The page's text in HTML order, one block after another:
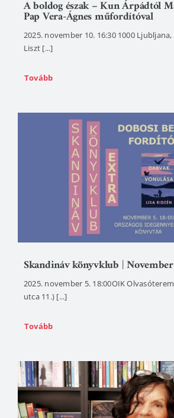
A boldog észak – Kun Árpádtól
Pap Vera-Ágnes műfordítóval
2025. november 10. 16:30 1000
Liszt [...]
Tovább
Skandináv könyvklub | November
2025. november 5. 18:00OIK
utca 11.) [...]
Tovább